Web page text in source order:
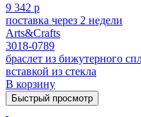
9 342 р
поставка через 2 недели
Arts&Crafts
3018-0789
браслет из бижутерного
вставкой из стекла
В корзину
Быстрый просмотр